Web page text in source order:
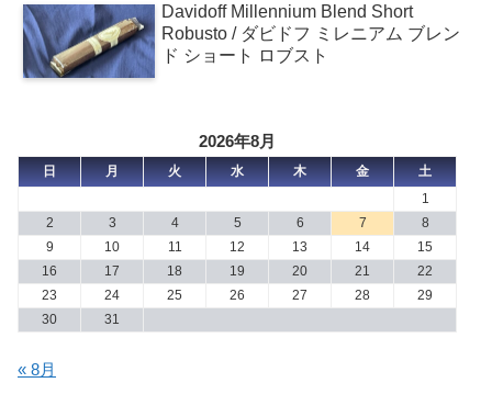
Davidoff Millennium Blend Short
Robusto / ダビドフ ミレニアム ブレン
ド ショート ロブスト
2026年8月
日 月 火 水 木 金
土
1
2
3 4 5 6 7
8
9
10 11 12 13 14
15
16
17 18 19 20 21
22
23
24 25 26 27 28
29
30
31
« 8月